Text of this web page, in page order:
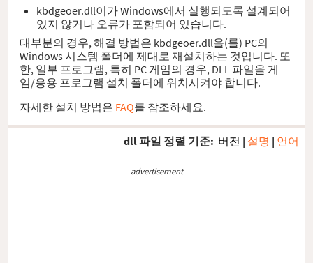
kbdgeoer.dll이가 Windows에서 실행되도록 설계되어
있지 않거나 오류가 포함되어 있습니다.
대부분의 경우, 해결 방법은 kbdgeoer.dll을(를) PC의
Windows 시스템 폴더에 제대로 재설치하는 것입니다. 또
한, 일부 프로그램, 특히 PC 게임의 경우, DLL 파일을 게
임/응용 프로그램 설치 폴더에 위치시켜야 합니다.
자세한 설치 방법은 FAQ를 참조하세요.
dll 파일 정렬 기준: 버전 | 설명 | 언어
advertisement